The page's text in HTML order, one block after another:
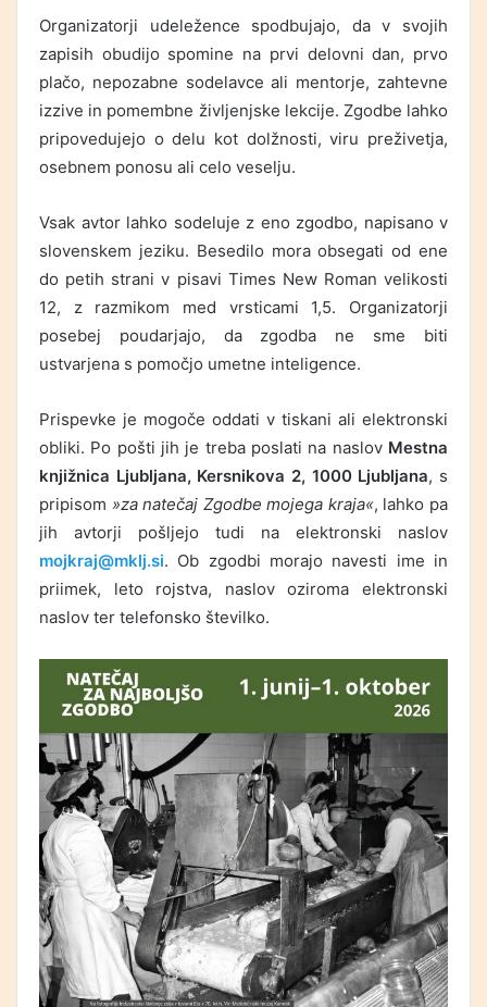
Organizatorji udeležence spodbujajo, da v svojih
zapisih obudijo spomine na prvi delovni dan, prvo
plačo, nepozabne sodelavce ali mentorje, zahtevne
izzive in pomembne življenjske lekcije. Zgodbe lahko
pripovedujejo o delu kot dolžnosti, viru preživetja,
osebnem ponosu ali celo veselju.
Vsak avtor lahko sodeluje z eno zgodbo, napisano v
slovenskem jeziku. Besedilo mora obsegati od ene
do petih strani v pisavi Times New Roman velikosti
12, z razmikom med vrsticami 1,5. Organizatorji
posebej poudarjajo, da zgodba ne sme biti
ustvarjena s pomočjo umetne inteligence.
Prispevke je mogoče oddati v tiskani ali elektronski
obliki. Po pošti jih je treba poslati na naslov Mestna
knjižnica Ljubljana, Kersnikova 2, 1000 Ljubljana, s
pripisom »za natečaj Zgodbe mojega kraja«, lahko pa
jih avtorji pošljejo tudi na elektronski naslov
mojkraj@mklj.si. Ob zgodbi morajo navesti ime in
priimek, leto rojstva, naslov oziroma elektronski
naslov ter telefonsko številko.